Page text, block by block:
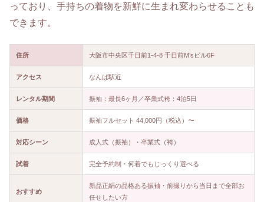
っており、手持ちの着物を新鮮に生まれ変わらせることも
できます。
住所 大阪市中央区千日前1-4-8 千日前M’sビル6F
アクセス なんば駅近
レンタル期間 振袖：最長6ヶ月／卒業式袴：4泊5日
価格 振袖フルセット 44,000円（税込）〜
対応シーン 成人式（振袖）・卒業式（袴）
試着 完全予約制・何着でもじっくり選べる
おすすめ
新品正絹の品格ある振袖・前撮りから当日まで全部お
任せしたい方